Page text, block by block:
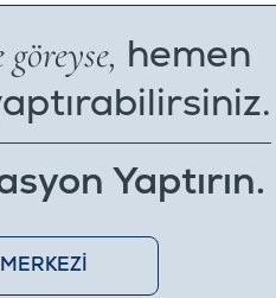
göreyse, hemen
Yaptırın.